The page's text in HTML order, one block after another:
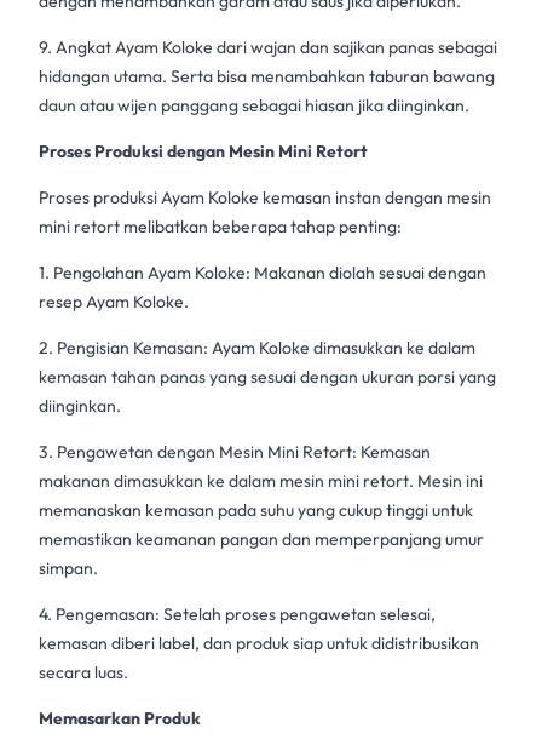
9. Angkat Ayam Koloke dari wajan dan sajikan panas sebagai
hidangan utama. Serta bisa menambahkan taburan bawang
daun atau wijen panggang sebagai hiasan jika diinginkan.
Proses Produksi dengan Mesin Mini Retort
Proses produksi Ayam Koloke kemasan instan dengan mesin
mini retort melibatkan beberapa tahap penting:
1. Pengolahan Ayam Koloke: Makanan diolah sesuai dengan
resep Ayam Koloke.
2. Pengisian Kemasan: Ayam Koloke dimasukkan ke dalam
kemasan tahan panas yang sesuai dengan ukuran porsi yang
diinginkan.
3. Pengawetan dengan Mesin Mini Retort: Kemasan
makanan dimasukkan ke dalam mesin mini retort. Mesin ini
memanaskan kemasan pada suhu yang cukup tinggi untuk
memastikan keamanan pangan dan memperpanjang umur
simpan.
4. Pengemasan: Setelah proses pengawetan selesai,
kemasan diberi label, dan produk siap untuk didistribusikan
secara luas.
Memasarkan Produk